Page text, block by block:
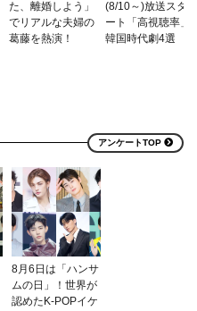
た、離婚しよう」
でリアルな夫婦の
葛藤を熱演！
(8/10～)放送スタ
ート「高視聴率」
韓国時代劇4選
アンケートTOP
8月6日は「ハンサ
ムの日」！世界が
認めたK-POPイケ